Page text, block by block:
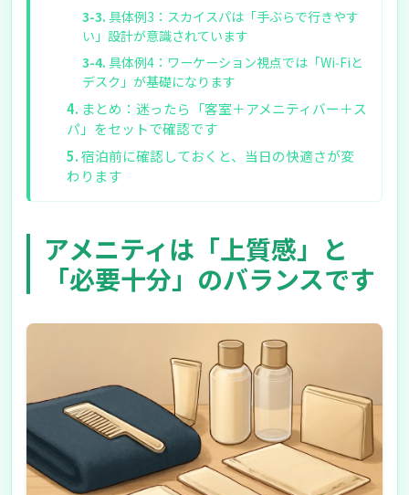
具体例3：スカイスパは「手ぶらで行きやす
い」設計が意識されています
具体例4：ワーケーション視点では「Wi‑Fiと
デスク」が基礎になります
まとめ：迷ったら「客室＋アメニティバー＋ス
パ」をセットで確認です
宿泊前に確認しておくと、当日の快適さが変
わります
アメニティは「上質感」と
「必要十分」のバランスです